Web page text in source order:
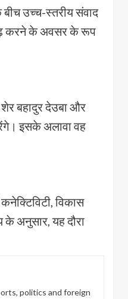
बीच उच्च-स्तरीय संवाद
करने के अवसर के रूप
शेर बहादुर देउबा और
इसके अलावा वह
विकास
के अनुसार, यह दौरा
politics and foreign